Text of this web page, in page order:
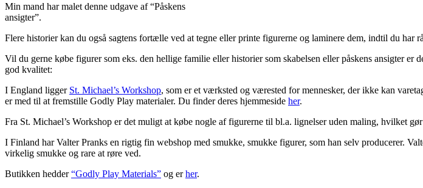
Min mand har malet denne udgave af “Påskens
ansigter”.
Flere historier kan du også sagtens fortælle ved at tegne eller printe figurerne og laminere dem, indtil du har
Vil du gerne købe figurer som eks. den hellige familie eller historier som skabelsen eller påskens ansigter
god kvalitet:
I England ligger St. Michael’s Workshop, som er et værksted og værested for mennesker, der ikke kan
er med til at fremstille Godly Play materialer. Du finder deres hjemmeside her.
Fra St. Michael’s Workshop er det muligt at købe nogle af figurerne til bl.a. lignelser uden maling, hvilket
I Finland har Valter Pranks en rigtig fin webshop med smukke, smukke figurer, som han selv producerer.
virkelig smukke og rare at røre ved.
Butikken hedder“Godly Play Materials” og erher.